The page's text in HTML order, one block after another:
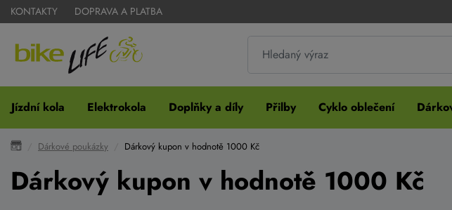
KONTAKTY DOPRAVA A PLATBA
Jízdní kola Elektrokola Doplňky a díly Přilby Cyklo oblečení
Dárkové poukázky Dárkový kupon v hodnotě 1000 Kč
Dárkový kupon v hodnotě 1000 Kč